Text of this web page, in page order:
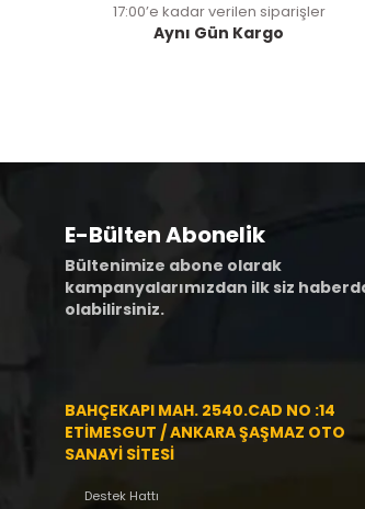
17:00’e kadar verilen siparişler
Aynı Gün Kargo
E-Bülten Abonelik
Bültenimize abone olarak
kampanyalarımızdan ilk siz
olabilirsiniz.
BAHÇEKAPI MAH. 2540.CAD NO :14
ETİMESGUT / ANKARA ŞAŞMAZ OTO
SANAYİ SİTESİ
Destek Hattı